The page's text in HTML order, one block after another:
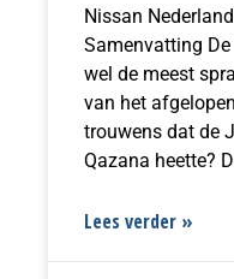
Nissan
Samenvatting
wel de meest
van het
trouwens dat de
Qazana heette?
Lees verder »